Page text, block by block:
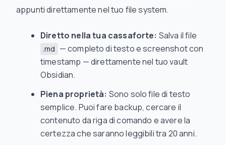
appunti direttamente nel tuo file system.
Diretto nella tua cassaforte: Salva il file
.md — completo di testo e screenshot con
timestamp — direttamente nel tuo vault
Obsidian.
Piena proprietà: Sono solo file di testo
semplice. Puoi fare backup, cercare il
contenuto da riga di comando e avere la
certezza che saranno leggibili tra 20 anni.